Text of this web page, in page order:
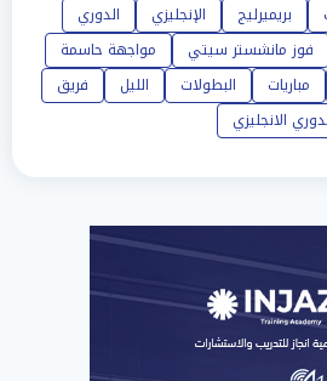
بريميرليج الإنجليزي
الدوري
فوز مانشستر سيتي
مواجهة حاسمة
مباريات البطولات الليل
فريق
الانجليزي